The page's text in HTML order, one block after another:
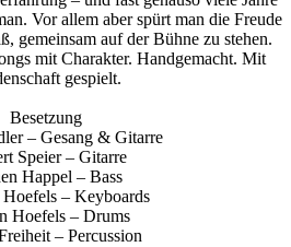
Vor allem aber spürt man die Freude
gemeinsam auf der Bühne zu stehen.
mit Charakter. Handgemacht. Mit
gespielt.
Besetzung
– Gesang & Gitarre
Speier – Gitarre
Happel – Bass
– Keyboards
Hoefels – Drums
– Percussion